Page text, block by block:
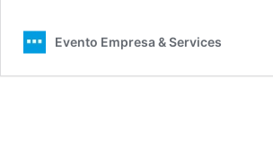
Evento Empresa & Services